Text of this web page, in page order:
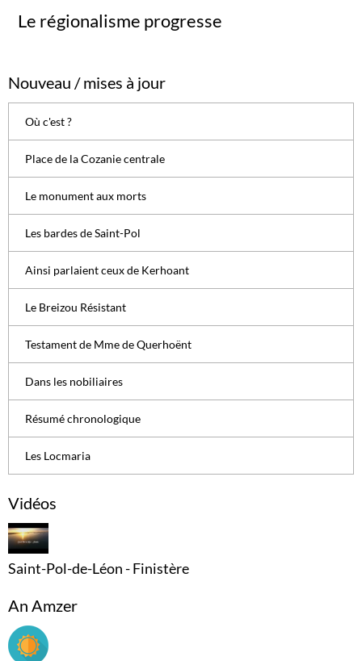
Le régionalisme progresse
Nouveau / mises à jour
Où c'est ?
Place de la Cozanie centrale
Le monument aux morts
Les bardes de Saint-Pol
Ainsi parlaient ceux de Kerhoant
Le Breizou Résistant
Testament de Mme de Querhoënt
Dans les nobiliaires
Résumé chronologique
Les Locmaria
Vidéos
Saint-Pol-de-Léon - Finistère
An Amzer